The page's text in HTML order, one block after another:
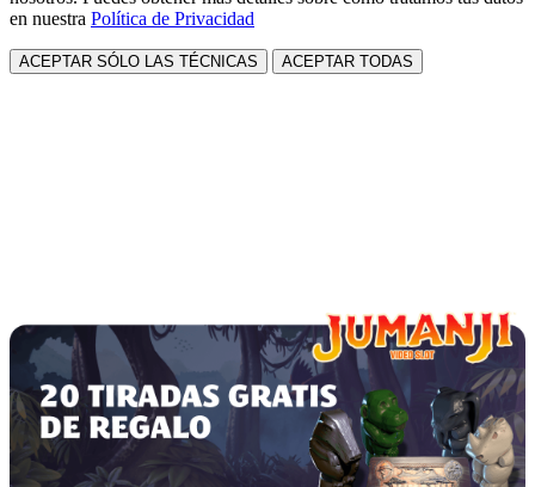
en nuestra Política de Privacidad
ACEPTAR SÓLO LAS TÉCNICAS ACEPTAR TODAS